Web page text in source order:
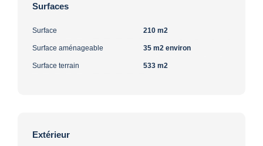
Surfaces
Surface 210 m2
Surface aménageable 35 m2 environ
Surface terrain 533 m2
Extérieur